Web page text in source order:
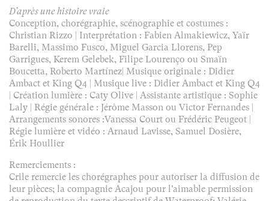
D’après une histoire vraie
Conception, chorégraphie, scénographie et costumes :
Christian Rizzo | Interprétation : Fabien Almakiewicz, Yaïr
Barelli, Massimo Fusco, Miguel Garcia Llorens, Pep
Garrigues, Kerem Gelebek, Filipe Lourenço ou Smaïn
Boucetta, Roberto Martínez| Musique originale : Didier
Ambact et King Q4 | Musique live : Didier Ambact et King Q4
| Création lumière : Caty Olive | Assistante artistique : Sophie
Laly | Régie générale : Jérôme Masson ou Victor Fernandes |
Arrangements sonores :Vanessa Court ou Frédéric Peugeot |
Régie lumière et vidéo : Arnaud Lavisse, Samuel Dosière,
Érik Houllier
Remerciements :
Crile remercie les chorégraphes pour autoriser la diffusion de
leur pièces; la compagnie Acajou pour l’aimable permission